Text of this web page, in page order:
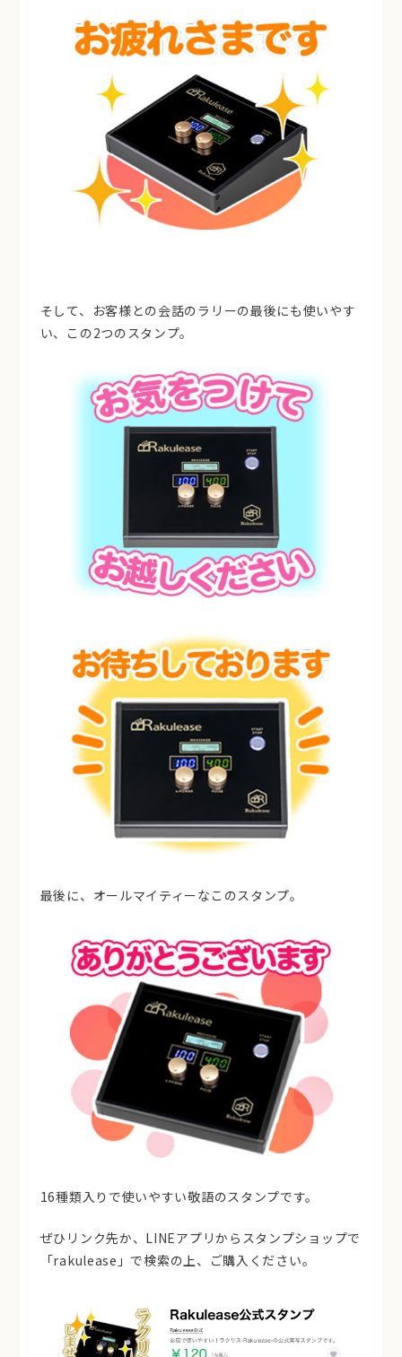
そして、お客様との会話のラリーの最後にも使いやす
い、この2つのスタンプ。
最後に、オールマイティーなこのスタンプ。
16種類入りで使いやすい敬語のスタンプです。
ぜひリンク先か、LINEアプリからスタンプショップで
「rakulease」で検索の上、ご購入ください。